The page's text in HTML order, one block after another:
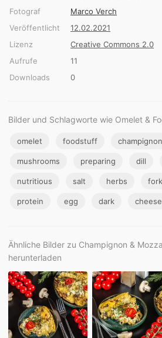
Fotograf
Marco Verch
Veröffentlicht
12.02.2021
Lizenz
Creative Commons 2.0
Aufrufe
11
Downloads
0
Bilder und Schlagworte wie Omelet &
omelet foodstuff champignon
mushrooms preparing dill
nutritious salt herbs fork
protein egg dark cheese
Ähnliche Bilder zu Champignon &
herunterladen